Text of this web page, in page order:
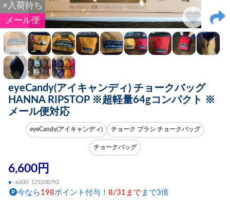
×入荷待ち
メール便
eyeCandy(アイキャンディ) チョークバッグ
HANNA RIPSTOP ※超軽量64gコンパクト ※
メール便対応
eyeCandy(アイキャンディ) チョーク ブラシ チョークバッグ
チョークバッグ
6,600円
● -6600- 121038792
今なら 198ポイント付与！ 8/31まで まで3倍